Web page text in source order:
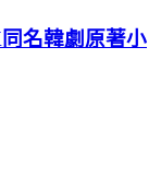
名韓劇原著小